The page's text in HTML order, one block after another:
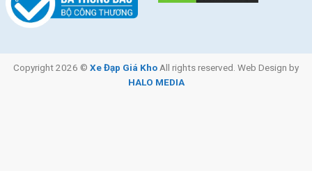
Copyright 2026 © Xe Đạp Giá Kho All rights reserved. Web Design by
HALO MEDIA